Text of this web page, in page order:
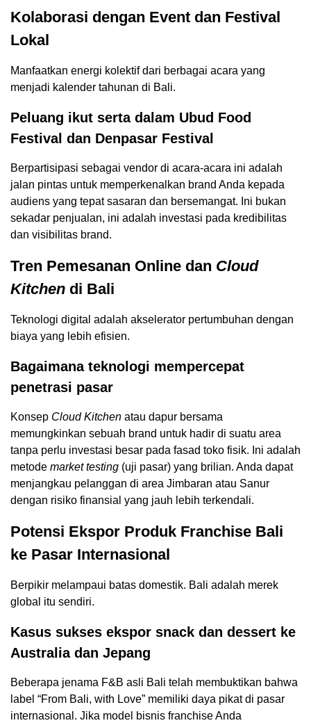
Kolaborasi dengan Event dan Festival
Lokal
Manfaatkan energi kolektif dari berbagai acara yang
menjadi kalender tahunan di Bali.
Peluang ikut serta dalam Ubud Food
Festival dan Denpasar Festival
Berpartisipasi sebagai vendor di acara-acara ini adalah
jalan pintas untuk memperkenalkan brand Anda kepada
audiens yang tepat sasaran dan bersemangat. Ini bukan
sekadar penjualan, ini adalah investasi pada kredibilitas
dan visibilitas brand.
Tren Pemesanan Online dan Cloud
Kitchen di Bali
Teknologi digital adalah akselerator pertumbuhan dengan
biaya yang lebih efisien.
Bagaimana teknologi mempercepat
penetrasi pasar
Konsep Cloud Kitchen atau dapur bersama
memungkinkan sebuah brand untuk hadir di suatu area
tanpa perlu investasi besar pada fasad toko fisik. Ini adalah
metode market testing (uji pasar) yang brilian. Anda dapat
menjangkau pelanggan di area Jimbaran atau Sanur
dengan risiko finansial yang jauh lebih terkendali.
Potensi Ekspor Produk Franchise Bali
ke Pasar Internasional
Berpikir melampaui batas domestik. Bali adalah merek
global itu sendiri.
Kasus sukses ekspor snack dan dessert ke
Australia dan Jepang
Beberapa jenama F&B asli Bali telah membuktikan bahwa
label “From Bali, with Love” memiliki daya pikat di pasar
internasional. Jika model bisnis franchise Anda